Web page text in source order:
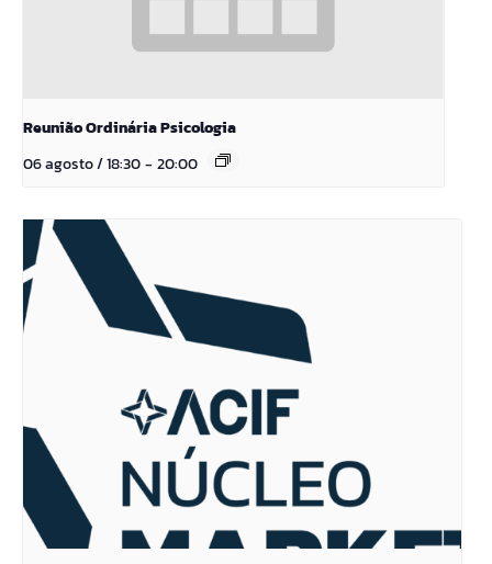
Reunião Ordinária Psicologia
06 agosto / 18:30- 20:00